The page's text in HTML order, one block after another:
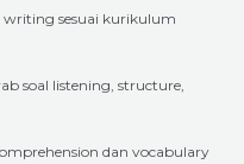
sesuai kurikulum
soal listening, structure,
dan vocabulary